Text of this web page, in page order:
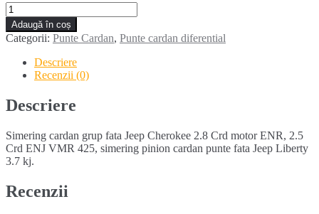
Cantitate
Simering
cardan
grup
JEEP
CHEROKEE
LIBERTY
(2002-
Adaugă în coș
Categorii: Punte Cardan, Punte cardan diferential
Descriere
Recenzii (0)
Descriere
Simering cardan grup fata Jeep Cherokee 2.8 Crd motor ENR, 2.5
Crd ENJ VMR 425, simering pinion cardan punte fata Jeep Liberty
3.7 kj.
Recenzii